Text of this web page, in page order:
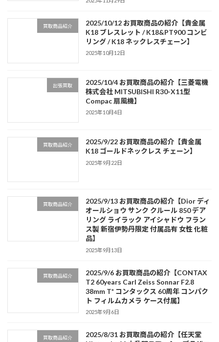
買取商品紹介
2025/10/12 お買取商品の紹介【貴金属
K18 ブレスレット / K18&PT900 コンビ
リング / K18 ネックレスチェーン】
2025年10月12日
出張買取
2025/10/4 お買取商品の紹介【三菱電機
株式会社 MITSUBISHI R30-X11型
Compac 扇風機】
2025年10月4日
買取商品紹介
2025/9/22 お買取商品の紹介【貴金属
K18 ゴールドネックレス チェーン】
2025年9月22日
買取商品紹介
2025/9/13 お買取商品の紹介【Dior ディ
オールショウ サンク クルール 850 デア
リング ライラック アイシャドウ フラン
ス製 新宿伊勢丹限定 付属品有 女性 化粧
品】
2025年9月13日
買取商品紹介
2025/9/6 お買取商品の紹介【CONTAX
T2 60years Carl Zeiss Sonnar F2.8
38mm T* コンタックス 60周年 コンパク
ト フィルムカメラ ケース付属】
2025年9月6日
買取商品紹介
2025/8/31 お買取商品の紹介【任天堂